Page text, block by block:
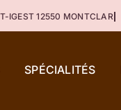
SPÉCIALITÉS